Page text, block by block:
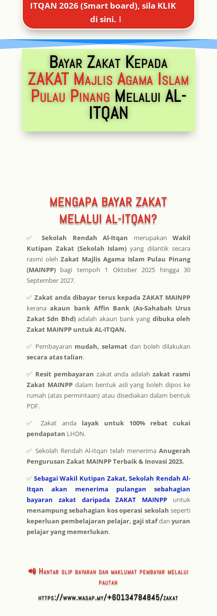
ITQAN 2026 (Smart board), sila KLIK
di sini.
Bayar Zakat Kepada
ZAKAT Majlis Agama Islam
Pulau Pinang Melalui AL-
ITQAN
MENGAPA BAYAR ZAKAT
MELALUI AL-ITQAN?
✅ Sekolah Rendah Al-Itqan merupakanWakil
Kutipan Zakat (Sekolah Islam) yang dilantik secara
rasmi olehZakat Majlis Agama Islam Pulau Pinang
(MAINPP) bagi tempoh 1 Oktober 2025 hingga 30
September 2027.
✅ Zakat anda dibayar terus kepada ZAKAT MAINPP
keranaakaun bank Affin Bank (As-Sahabah Urus
Zakat Sdn Bhd)adalah akaun bank yang dibuka oleh
Zakat MAINPP untuk AL-ITQAN.
✅ Pembayaran mudah, selamat dan boleh dilakukan
secara atas talian.
✅ Resit pembayaran zakat anda adalahzakat rasmi
Zakat MAINPPdalam bentuk asli yang boleh dipos ke
rumah (atas permintaan) atau disediakan dalam bentuk
PDF.
✅ Zakat anda layak untuk 100% rebat cukai
pendapatan LHDN.
✅ Sekolah Rendah Al-Itqan telah menerimaAnugerah
Pengurusan Zakat MAINPP Terbaik & Inovasi 2023.
✅ Sebagai Wakil Kutipan Zakat, Sekolah Rendah Al-
Itqan akan menerima pulangan sebahagian
bayaran zakatdaripada ZAKAT MAINPP untuk
menampung sebahagian kos operasi sekolah seperti
keperluan pembelajaran pelajar, gaji stafdanyuran
pelajar yang memerlukan.
📲 Hantar slip bayaran dan maklumat pembayar melalui
pautan
https://www.wasap.my/+60134784845/zakat